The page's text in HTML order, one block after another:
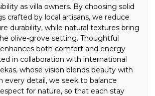
as villa owners. By choosing solid
crafted by local artisans, we reduce
durability, while natural textures bring
olive-grove setting. Thoughtful
both comfort and energy
in collaboration with international
whose vision blends beauty with
every detail, we seek to balance
for nature, so that each stay